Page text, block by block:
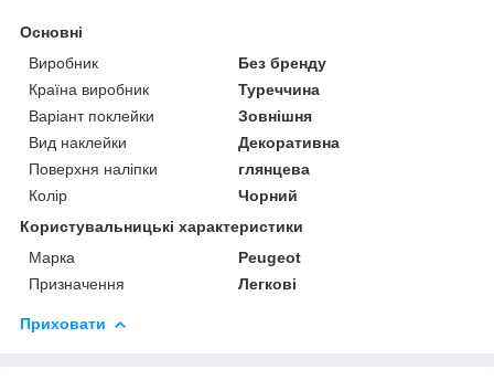
Основні
Виробник
Без бренду
Країна виробник
Туреччина
Варіант поклейки
Зовнішня
Вид наклейки
Декоративна
Поверхня наліпки
глянцева
Колір
Чорний
Користувальницькі характеристики
Марка
Peugeot
Призначення
Легкові
Приховати